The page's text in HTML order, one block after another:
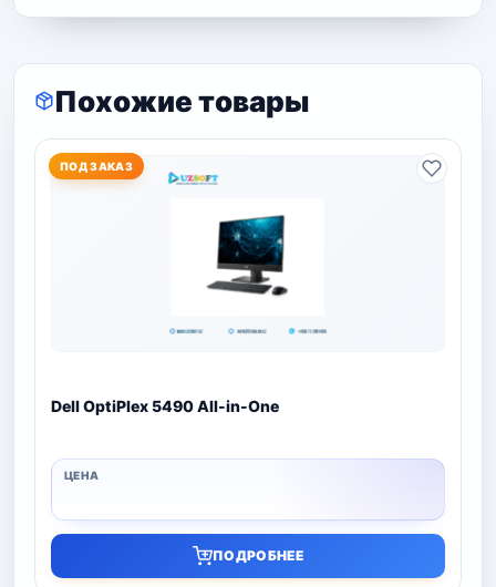
Похожие товары
ПОД ЗАКАЗ
Dell OptiPlex 5490 All-in-One
ПОДРОБНЕЕ